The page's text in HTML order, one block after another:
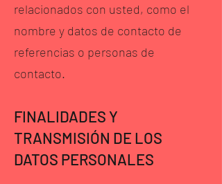
relacionados con usted, como el
nombre y datos de contacto de
referencias o personas de
contacto.
FINALIDADES Y
TRANSMISIÓN DE LOS
DATOS PERSONALES